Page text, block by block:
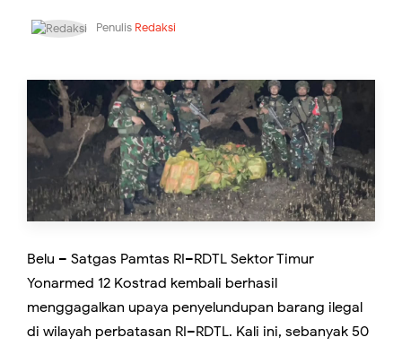
Penulis Redaksi
Belu – Satgas Pamtas RI–RDTL Sektor Timur
Yonarmed 12 Kostrad kembali berhasil
menggagalkan upaya penyelundupan barang ilegal
di wilayah perbatasan RI–RDTL. Kali ini, sebanyak 50